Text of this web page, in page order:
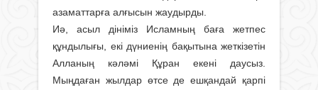
азаматтарға алғысын жаудырды.
Иә, асыл дініміз Исламның баға жетпес
құндылығы, екі дүниенің бақытына жеткізетін
Алланың кәләмі Құран екені даусыз.
Мыңдаған жылдар өтсе де ешқандай қарпі